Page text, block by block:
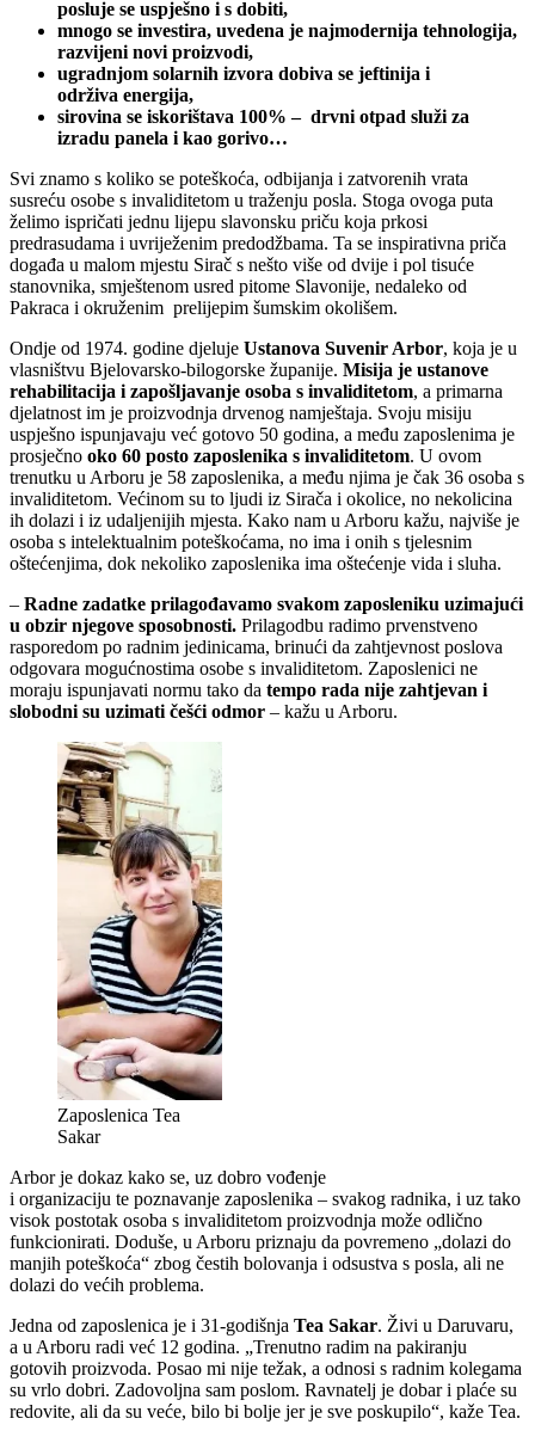
posluje se uspješno i s dobiti,
mnogo se investira, uvedena je najmodernija tehnologija,
razvijeni novi proizvodi,
ugradnjom solarnih izvora dobiva se jeftinija i
održiva energija,
sirovina se iskorištava 100% – drvni otpad služi za
izradu panela i kao gorivo…
Svi znamo s koliko se poteškoća, odbijanja i zatvorenih vrata
susreću osobe s invaliditetom u traženju posla. Stoga ovoga puta
želimo ispričati jednu lijepu slavonsku priču koja prkosi
predrasudama i uvriježenim predodžbama. Ta se inspirativna priča
događa u malom mjestu Sirač s nešto više od dvije i pol tisuće
stanovnika, smještenom usred pitome Slavonije, nedaleko od
Pakraca i okruženim prelijepim šumskim okolišem.
Ondje od 1974. godine djeluje Ustanova Suvenir Arbor, koja je u
vlasništvu Bjelovarsko-bilogorske županije. Misija je ustanove
rehabilitacija i zapošljavanje osoba s invaliditetom, a primarna
djelatnost im je proizvodnja drvenog namještaja. Svoju misiju
uspješno ispunjavaju već gotovo 50 godina, a među zaposlenima je
prosječno oko 60 posto zaposlenika s invaliditetom. U ovom
trenutku u Arboru je 58 zaposlenika, a među njima je čak 36 osoba s
invaliditetom. Većinom su to ljudi iz Sirača i okolice, no nekolicina
ih dolazi i iz udaljenijih mjesta. Kako nam u Arboru kažu, najviše je
osoba s intelektualnim poteškoćama, no ima i onih s tjelesnim
oštećenjima, dok nekoliko zaposlenika ima oštećenje vida i sluha.
– Radne zadatke prilagođavamo svakom zaposleniku uzimajući
u obzir njegove sposobnosti. Prilagodbu radimo prvenstveno
rasporedom po radnim jedinicama, brinući da zahtjevnost poslova
odgovara mogućnostima osobe s invaliditetom. Zaposlenici ne
moraju ispunjavati normu tako da tempo rada nije zahtjevan i
slobodni su uzimati češći odmor – kažu u Arboru.
Zaposlenica Tea
Sakar
Arbor je dokaz kako se, uz dobro vođenje
i organizaciju te poznavanje zaposlenika – svakog radnika, i uz tako
visok postotak osoba s invaliditetom proizvodnja može odlično
funkcionirati. Doduše, u Arboru priznaju da povremeno „dolazi do
manjih poteškoća“ zbog čestih bolovanja i odsustva s posla, ali ne
dolazi do većih problema.
Jedna od zaposlenica je i 31-godišnja Tea Sakar. Živi u Daruvaru,
a u Arboru radi već 12 godina. „Trenutno radim na pakiranju
gotovih proizvoda. Posao mi nije težak, a odnosi s radnim kolegama
su vrlo dobri. Zadovoljna sam poslom. Ravnatelj je dobar i plaće su
redovite, ali da su veće, bilo bi bolje jer je sve poskupilo“, kaže Tea.